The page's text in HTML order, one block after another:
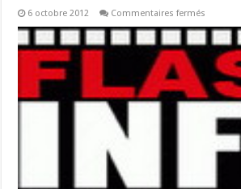
6 octobre 2012 Commentaires fermés
–
les
ripoux
au
juge